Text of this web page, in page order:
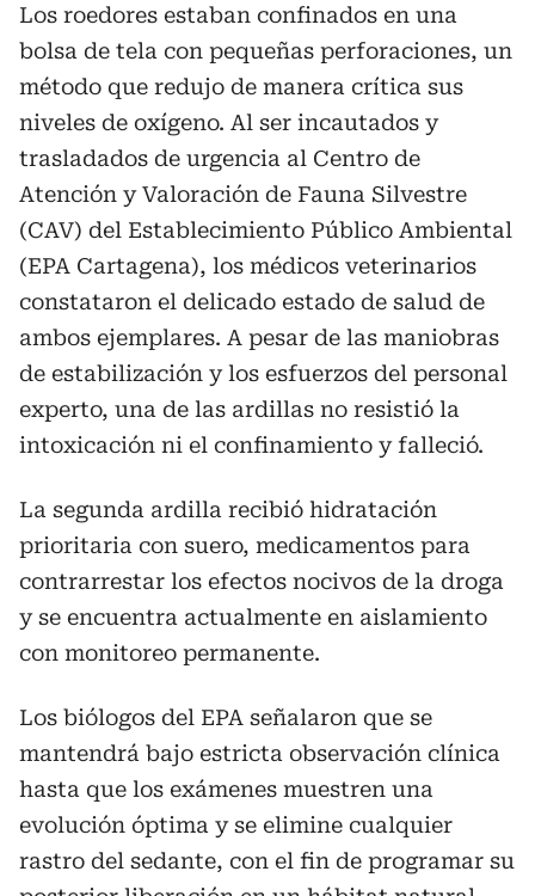
Los roedores estaban confinados en una
bolsa de tela con pequeñas perforaciones, un
método que redujo de manera crítica sus
niveles de oxígeno. Al ser incautados y
trasladados de urgencia al Centro de
Atención y Valoración de Fauna Silvestre
(CAV) del Establecimiento Público Ambiental
(EPA Cartagena), los médicos veterinarios
constataron el delicado estado de salud de
ambos ejemplares. A pesar de las maniobras
de estabilización y los esfuerzos del personal
experto, una de las ardillas no resistió la
intoxicación ni el confinamiento y falleció.
La segunda ardilla recibió hidratación
prioritaria con suero, medicamentos para
contrarrestar los efectos nocivos de la droga
y se encuentra actualmente en aislamiento
con monitoreo permanente.
Los biólogos del EPA señalaron que se
mantendrá bajo estricta observación clínica
hasta que los exámenes muestren una
evolución óptima y se elimine cualquier
rastro del sedante, con el fin de programar su